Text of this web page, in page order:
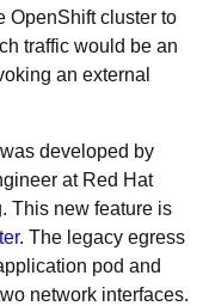
OpenShift cluster to
traffic would be an
an external
developed by
at Red Hat
This new feature is
. The legacy egress
pod and
network interfaces.